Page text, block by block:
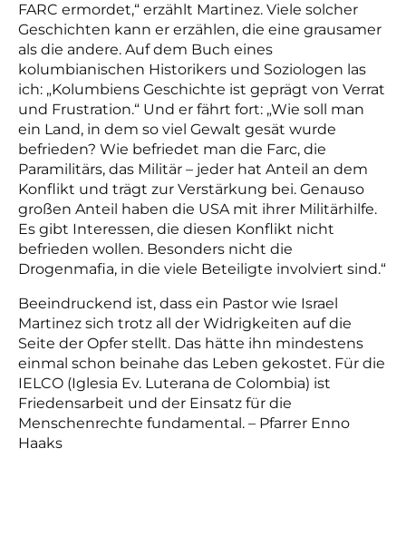
FARC ermordet,“ erzählt Martinez. Viele solcher
Geschichten kann er erzählen, die eine grausamer
als die andere. Auf dem Buch eines
kolumbianischen Historikers und Soziologen las
ich: „Kolumbiens Geschichte ist geprägt von Verrat
und Frustration.“ Und er fährt fort: „Wie soll man
ein Land, in dem so viel Gewalt gesät wurde
befrieden? Wie befriedet man die Farc, die
Paramilitärs, das Militär – jeder hat Anteil an dem
Konflikt und trägt zur Verstärkung bei. Genauso
großen Anteil haben die USA mit ihrer Militärhilfe.
Es gibt Interessen, die diesen Konflikt nicht
befrieden wollen. Besonders nicht die
Drogenmafia, in die viele Beteiligte involviert sind.“
Beeindruckend ist, dass ein Pastor wie Israel
Martinez sich trotz all der Widrigkeiten auf die
Seite der Opfer stellt. Das hätte ihn mindestens
einmal schon beinahe das Leben gekostet. Für die
IELCO (Iglesia Ev. Luterana de Colombia) ist
Friedensarbeit und der Einsatz für die
Menschenrechte fundamental. – Pfarrer Enno
Haaks